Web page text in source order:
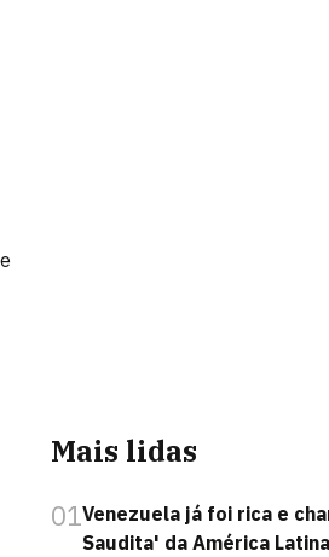
Mais lidas
01Venezuela já foi rica e
Saudita' da América Latina